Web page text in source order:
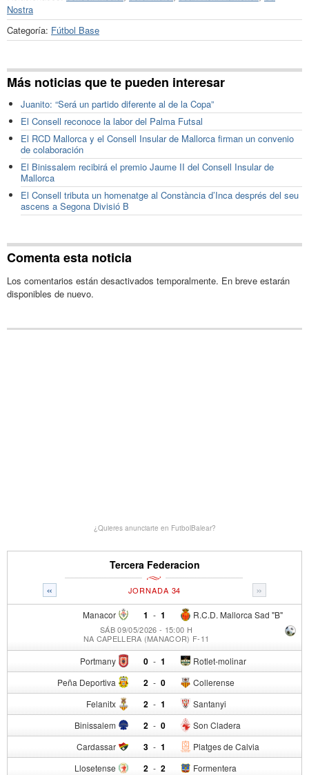
Nostra
Categoría: Fútbol Base
Más noticias que te pueden interesar
Juanito: “Será un partido diferente al de la Copa”
El Consell reconoce la labor del Palma Futsal
El RCD Mallorca y el Consell Insular de Mallorca firman un convenio
de colaboración
El Binissalem recibirá el premio Jaume II del Consell Insular de
Mallorca
El Consell tributa un homenatge al Constància d’Inca després del seu
ascens a Segona Divisió B
Comenta esta noticia
Los comentarios están desactivados temporalmente. En breve estarán
disponibles de nuevo.
¿Quieres anunciarte en FutbolBalear?
Tercera Federacion
« »
JORNADA 34
Manacor 1 - R.C.D. Mallorca Sad "B"
1
SÁB 09/05/2026 - 15:00 H
NA CAPELLERA (MANACOR) F-11
Portmany 0 - Rotlet-molinar
1
Peña Deportiva 2 - Collerense
0
Felanitx 2 - Santanyi
1
Binissalem 2 - Son Cladera
0
Cardassar 3 - Platges de Calvia
1
Llosetense 2 - Formentera
2